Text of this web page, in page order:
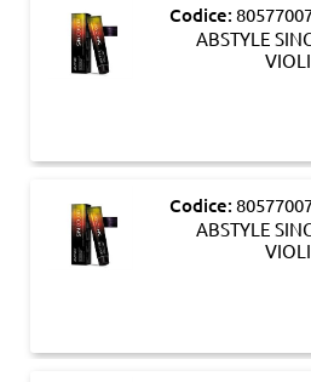
Codice:
ABSTYLE
Codice:
ABSTYLE